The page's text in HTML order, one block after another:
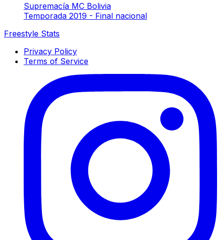
Supremacía MC Bolivia
Temporada 2019 - Final nacional
Freestyle Stats
Privacy Policy
Terms of Service